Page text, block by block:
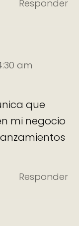
Responder
am
que
mi negocio
Responder